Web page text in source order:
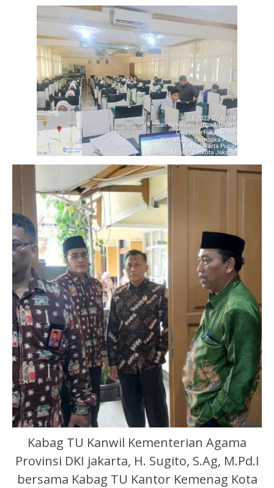
Kabag TU Kanwil Kementerian Agama
Provinsi DKI jakarta, H. Sugito, S.Ag, M.Pd.I
bersama Kabag TU Kantor Kemenag Kota